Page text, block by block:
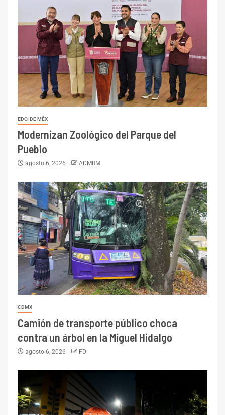
EDO. DE MÉX
Modernizan Zoológico del Parque del
Pueblo
agosto 6, 2026 ADMRM
CDMX
Camión de transporte público choca
contra un árbol en la Miguel Hidalgo
agosto 6, 2026 FD